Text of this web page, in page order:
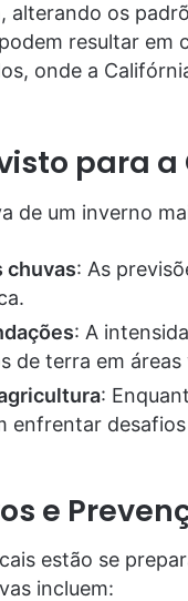
alterando os
resultar
onde a
para
de um inverno
chuvas: As
: A
de terra em áreas
:
enfrentar
e
estão se
incluem: